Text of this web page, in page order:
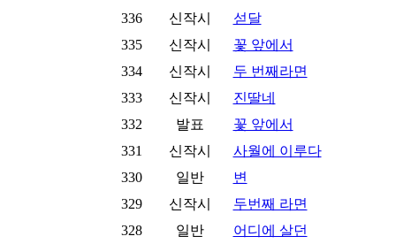
336
신작시
섣달
335
신작시
꽃 앞에서
334
신작시
두 번째라면
333
신작시
진딸네
332
발표
꽃 앞에서
331
신작시
사월에 이루다
330
일반
변
329
신작시
두번째 라면
328
일반
어디에 살던